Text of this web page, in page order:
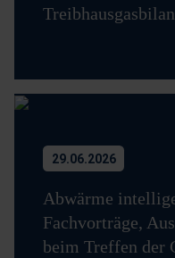
29.06.2026
Abwärme
Fachvorträge,
beim Treffen der